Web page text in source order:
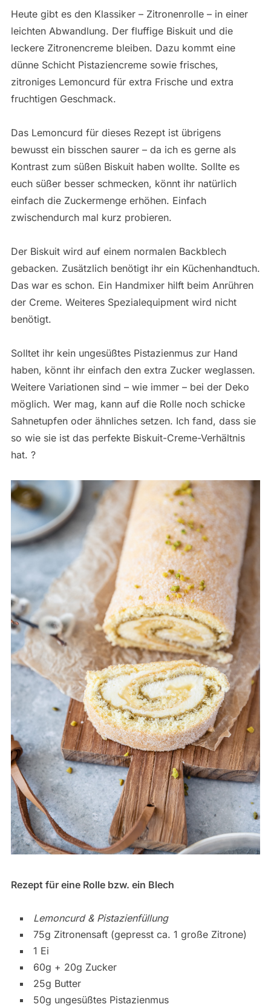
Heute gibt es den Klassiker – Zitronenrolle – in einer
leichten Abwandlung. Der fluffige Biskuit und die
leckere Zitronencreme bleiben. Dazu kommt eine
dünne Schicht Pistaziencreme sowie frisches,
zitroniges Lemoncurd für extra Frische und extra
fruchtigen Geschmack.
Das Lemoncurd für dieses Rezept ist übrigens
bewusst ein bisschen saurer – da ich es gerne als
Kontrast zum süßen Biskuit haben wollte. Sollte es
euch süßer besser schmecken, könnt ihr natürlich
einfach die Zuckermenge erhöhen. Einfach
zwischendurch mal kurz probieren.
Der Biskuit wird auf einem normalen Backblech
gebacken. Zusätzlich benötigt ihr ein Küchenhandtuch.
Das war es schon. Ein Handmixer hilft beim Anrühren
der Creme. Weiteres Spezialequipment wird nicht
benötigt.
Solltet ihr kein ungesüßtes Pistazienmus zur Hand
haben, könnt ihr einfach den extra Zucker weglassen.
Weitere Variationen sind – wie immer – bei der Deko
möglich. Wer mag, kann auf die Rolle noch schicke
Sahnetupfen oder ähnliches setzen. Ich fand, dass sie
so wie sie ist das perfekte Biskuit-Creme-Verhältnis
hat. ?
Rezept für eine Rolle bzw. ein Blech
Lemoncurd & Pistazienfüllung
75g Zitronensaft (gepresst ca. 1 große Zitrone)
1 Ei
60g + 20g Zucker
25g Butter
50g ungesüßtes Pistazienmus